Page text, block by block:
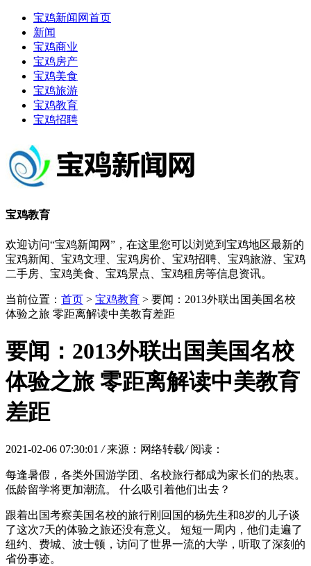
宝鸡新闻网首页
新闻
宝鸡商业
宝鸡房产
宝鸡美食
宝鸡旅游
宝鸡教育
宝鸡招聘
宝鸡教育
欢迎访问“宝鸡新闻网”，在这里您可以浏览到宝鸡地区最新的
宝鸡新闻、宝鸡文理、宝鸡房价、宝鸡招聘、宝鸡旅游、宝鸡
二手房、宝鸡美食、宝鸡景点、宝鸡租房等信息资讯。
当前位置： 首页 > 宝鸡教育 > 要闻：2013外联出国美国名校
体验之旅 零距离解读中美教育差距
要闻：2013外联出国美国名校
体验之旅 零距离解读中美教育
差距
2021-02-06 07:30:01/ 来源：网络转载/ 阅读：
每逢暑假，各类外国游学团、名校旅行都成为家长们的热衷。
低龄留学将更加潮流。 什么吸引着他们出去？
跟着出国考察美国名校的旅行刚回国的杨先生和8岁的儿子谈
了这次7天的体验之旅还没有意义。 短短一周内，他们走遍了
纽约、费城、波士顿，访问了世界一流的大学，听取了深刻的
省份事迹。